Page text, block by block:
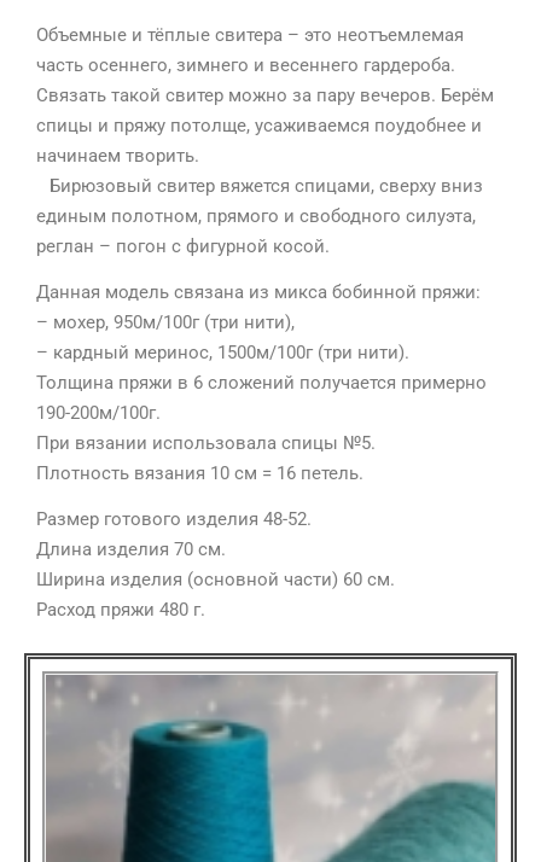
Объемные и тёплые свитера – это неотъемлемая
часть осеннего, зимнего и весеннего гардероба.
Связать такой свитер можно за пару вечеров. Берём
спицы и пряжу потолще, усаживаемся поудобнее и
начинаем творить.
⠀Бирюзовый свитер вяжется спицами, сверху вниз
единым полотном, прямого и свободного силуэта,
реглан – погон с фигурной косой.
Данная модель связана из микса бобинной пряжи:
– мохер, 950м/100г (три нити),
– кардный меринос, 1500м/100г (три нити).
Толщина пряжи в 6 сложений получается примерно
190-200м/100г.
При вязании использовала спицы №5.
Плотность вязания 10 см = 16 петель.
Размер готового изделия 48-52.
Длина изделия 70 см.
Ширина изделия (основной части) 60 см.
Расход пряжи 480 г.